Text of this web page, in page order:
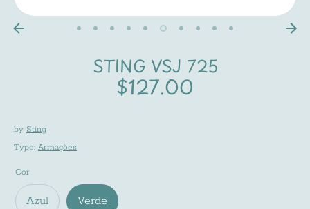
STING VSJ 725
$127.00
by Sting
Type: Armações
Cor
Azul Verde